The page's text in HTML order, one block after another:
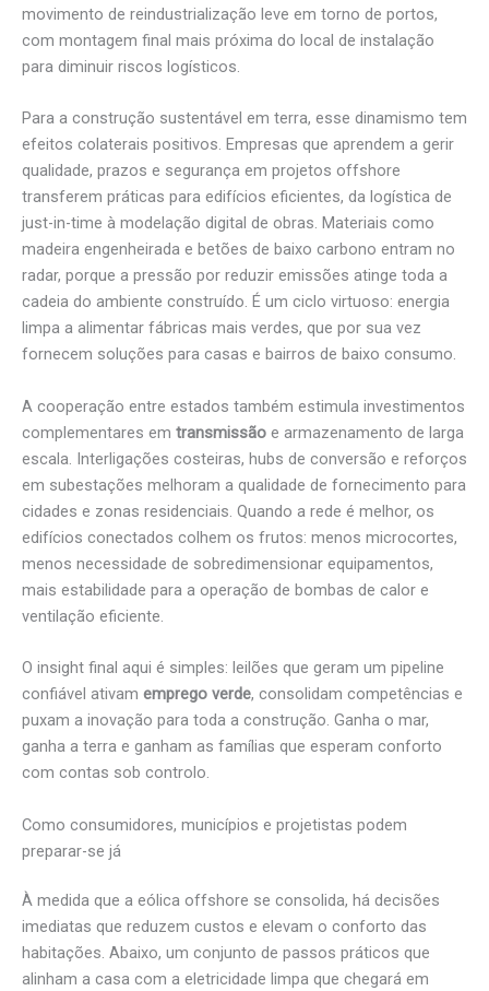
movimento de reindustrialização leve em torno de portos,
com montagem final mais próxima do local de instalação
para diminuir riscos logísticos.
Para a construção sustentável em terra, esse dinamismo tem
efeitos colaterais positivos. Empresas que aprendem a gerir
qualidade, prazos e segurança em projetos offshore
transferem práticas para edifícios eficientes, da logística de
just-in-time à modelação digital de obras. Materiais como
madeira engenheirada e betões de baixo carbono entram no
radar, porque a pressão por reduzir emissões atinge toda a
cadeia do ambiente construído. É um ciclo virtuoso: energia
limpa a alimentar fábricas mais verdes, que por sua vez
fornecem soluções para casas e bairros de baixo consumo.
A cooperação entre estados também estimula investimentos
complementares em transmissão e armazenamento de larga
escala. Interligações costeiras, hubs de conversão e reforços
em subestações melhoram a qualidade de fornecimento para
cidades e zonas residenciais. Quando a rede é melhor, os
edifícios conectados colhem os frutos: menos microcortes,
menos necessidade de sobredimensionar equipamentos,
mais estabilidade para a operação de bombas de calor e
ventilação eficiente.
O insight final aqui é simples: leilões que geram um pipeline
confiável ativam emprego verde, consolidam competências e
puxam a inovação para toda a construção. Ganha o mar,
ganha a terra e ganham as famílias que esperam conforto
com contas sob controlo.
Como consumidores, municípios e projetistas podem
preparar-se já
À medida que a eólica offshore se consolida, há decisões
imediatas que reduzem custos e elevam o conforto das
habitações. Abaixo, um conjunto de passos práticos que
alinham a casa com a eletricidade limpa que chegará em